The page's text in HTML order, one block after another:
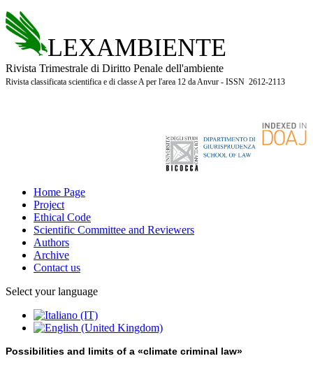
LEXAMBIENTE
Rivista Trimestrale di Diritto Penale dell'ambiente
Rivista classificata scientifica e di classe A per l'area 12 da Anvur - ISSN 2612-2113
Home Page
Project
Ethical Code
Scientific Committee and Reviewers
Authors
Archive
Contact us
Select your language
Possibilities and limits of a «climate criminal law»